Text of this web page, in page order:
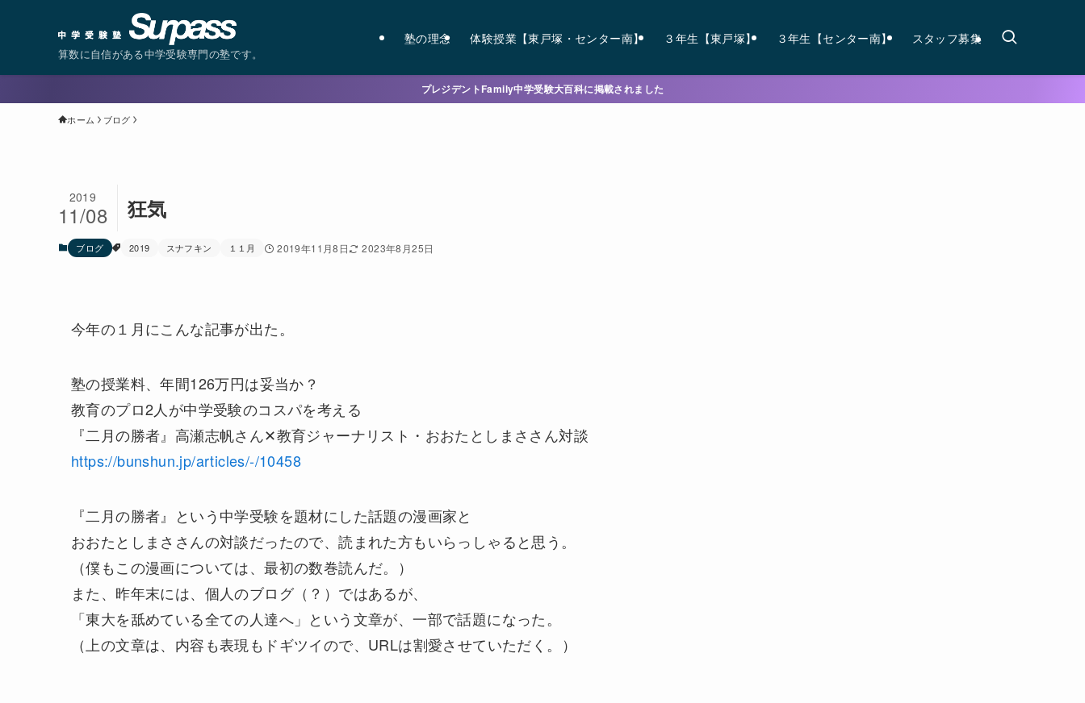
算数に自信がある中学受験専門の塾です。
塾の理念 体験授業【東戸塚・センター南】 ３年生【東戸塚】 ３年生【センター南】 スタッフ募集
プレジデントFamily中学受験大百科に掲載されました
ホーム ブログ
狂気
2019
11/08
ブログ 2019 スナフキン １１月 2019年11月8日 2023年8月25日
今年の１月にこんな記事が出た。
塾の授業料、年間126万円は妥当か？
教育のプロ2人が中学受験のコスパを考える
『二月の勝者』高瀬志帆さん✕教育ジャーナリスト・おおたとしまささん対談
https://bunshun.jp/articles/-/10458
『二月の勝者』という中学受験を題材にした話題の漫画家と
おおたとしまささんの対談だったので、読まれた方もいらっしゃると思う。
（僕もこの漫画については、最初の数巻読んだ。）
また、昨年末には、個人のブログ（？）ではあるが、
「東大を舐めている全ての人達へ」という文章が、一部で話題になった。
（上の文章は、内容も表現もドギツイので、URLは割愛させていただく。）